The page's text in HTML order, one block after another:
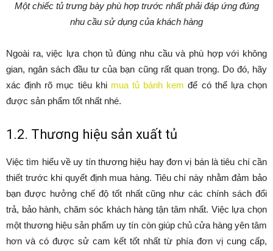
Một chiếc tủ trưng bày phù hợp trước nhất phải đáp ứng đúng
nhu cầu sử dụng của khách hàng
Ngoài ra, việc lựa chọn tủ đúng nhu cầu và phù hợp với không
gian, ngân sách đầu tư của bạn cũng rất quan trọng. Do đó, hãy
xác định rõ mục tiêu khi mua tủ bánh kem để có thể lựa chọn
được sản phẩm tốt nhất nhé.
1.2. Thương hiệu sản xuất tủ
Việc tìm hiểu về uy tín thương hiệu hay đơn vị bán là tiêu chí cần
thiết trước khi quyết định mua hàng. Tiêu chí này nhằm đảm bảo
bạn được hưởng chế độ tốt nhất cũng như các chính sách đổi
trả, bảo hành, chăm sóc khách hàng tận tâm nhất. Việc lựa chọn
một thương hiệu sản phẩm uy tín còn giúp chủ cửa hàng yên tâm
hơn và có được sử cam kết tốt nhất từ phía đơn vị cung cấp,